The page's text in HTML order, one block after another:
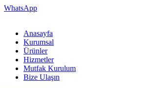
WhatsApp
Anasayfa
Kurumsal
Ürünler
Hizmetler
Mutfak Kurulum
Bize Ulaşın